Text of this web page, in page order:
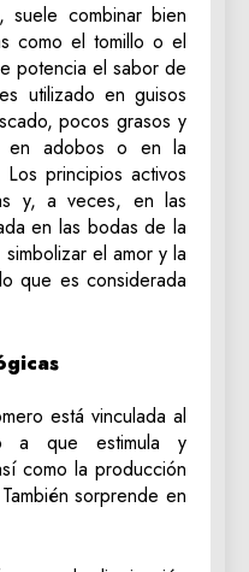
suele combinar bien
como el tomillo o el
potencia el sabor de
utilizado en guisos
pocos grasos y
en adobos o en la
principios activos
y, a veces, en las
en las bodas de la
el amor y la
que es considerada
está vinculada al
a que estimula y
como la producción
sorprende en